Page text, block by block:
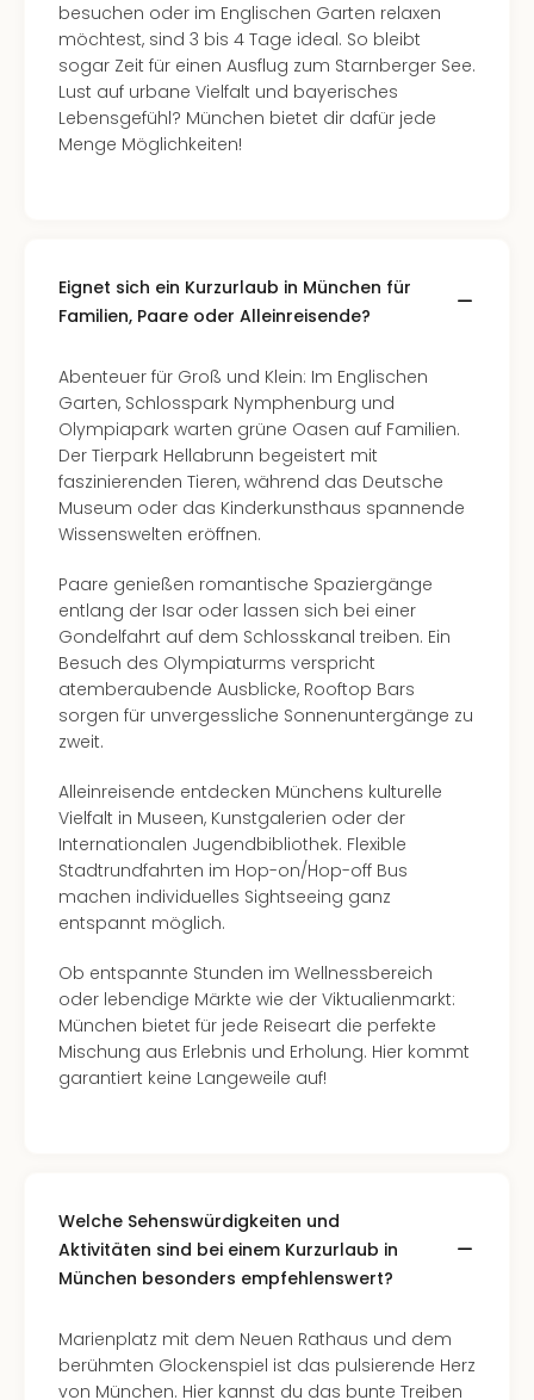
besuchen oder im Englischen Garten relaxen
möchtest, sind 3 bis 4 Tage ideal. So bleibt
sogar Zeit für einen Ausflug zum Starnberger See.
Lust auf urbane Vielfalt und bayerisches
Lebensgefühl? München bietet dir dafür jede
Menge Möglichkeiten!
Eignet sich ein Kurzurlaub in München für
Familien, Paare oder Alleinreisende?
Abenteuer für Groß und Klein: Im Englischen
Garten, Schlosspark Nymphenburg und
Olympiapark warten grüne Oasen auf Familien.
Der Tierpark Hellabrunn begeistert mit
faszinierenden Tieren, während das Deutsche
Museum oder das Kinderkunsthaus spannende
Wissenswelten eröffnen.
Paare genießen romantische Spaziergänge
entlang der Isar oder lassen sich bei einer
Gondelfahrt auf dem Schlosskanal treiben. Ein
Besuch des Olympiaturms verspricht
atemberaubende Ausblicke, Rooftop Bars
sorgen für unvergessliche Sonnenuntergänge zu
zweit.
Alleinreisende entdecken Münchens kulturelle
Vielfalt in Museen, Kunstgalerien oder der
Internationalen Jugendbibliothek. Flexible
Stadtrundfahrten im Hop-on/Hop-off Bus
machen individuelles Sightseeing ganz
entspannt möglich.
Ob entspannte Stunden im Wellnessbereich
oder lebendige Märkte wie der Viktualienmarkt:
München bietet für jede Reiseart die perfekte
Mischung aus Erlebnis und Erholung. Hier kommt
garantiert keine Langeweile auf!
Welche Sehenswürdigkeiten und
Aktivitäten sind bei einem Kurzurlaub in
München besonders empfehlenswert?
Marienplatz mit dem Neuen Rathaus und dem
berühmten Glockenspiel ist das pulsierende Herz
von München. Hier kannst du das bunte Treiben